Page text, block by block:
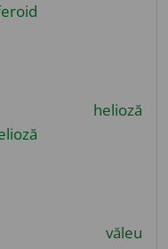
helioză
văleu